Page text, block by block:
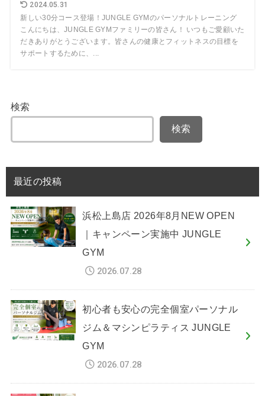
2024.05.31
新しい30分コース登場！JUNGLE GYMのパーソナルトレーニング
こんにちは、JUNGLE GYMファミリーの皆さん！ いつもご愛顧いた
だきありがとうございます。皆さんの健康とフィットネスの目標を
サポートするために、...
検索
検索
最近の投稿
浜松上島店 2026年8月NEW OPEN
｜キャンペーン実施中 JUNGLE
GYM
2026.07.28
初心者も安心の完全個室パーソナル
ジム＆マシンピラティス JUNGLE
GYM
2026.07.28